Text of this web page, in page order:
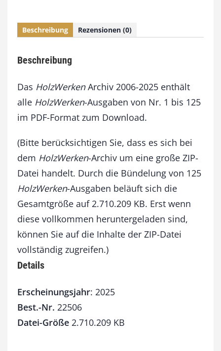
h
v
2
0
6
2
2
5
D
g
M
e
Beschreibung Rezensionen (0)
Beschreibung
Das HolzWerkenArchiv 2006-2025 enthält
alle HolzWerken-Ausgaben von Nr. 1 bis 125
im PDF-Format zum Download.
(Bitte berücksichtigen Sie, dass es sich bei
dem HolzWerken-Archiv um eine große ZIP-
Datei handelt. Durch die Bündelung von 125
HolzWerken-Ausgaben beläuft sich die
Gesamtgröße auf 2.710.209 KB. Erst wenn
diese vollkommen heruntergeladen sind,
können Sie auf die Inhalte der ZIP-Datei
vollständig zugreifen.)
Details
Erscheinungsjahr: 2025
Best.-Nr. 22506
Datei-Größe 2.710.209 KB